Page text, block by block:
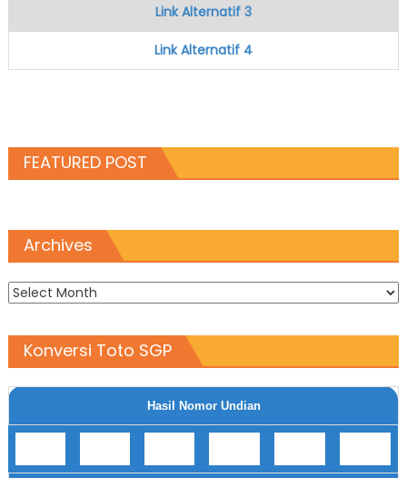
Link Alternatif 3
Link Alternatif 4
FEATURED POST
Archives
Archives
Konversi Toto SGP
Hasil Nomor Undian